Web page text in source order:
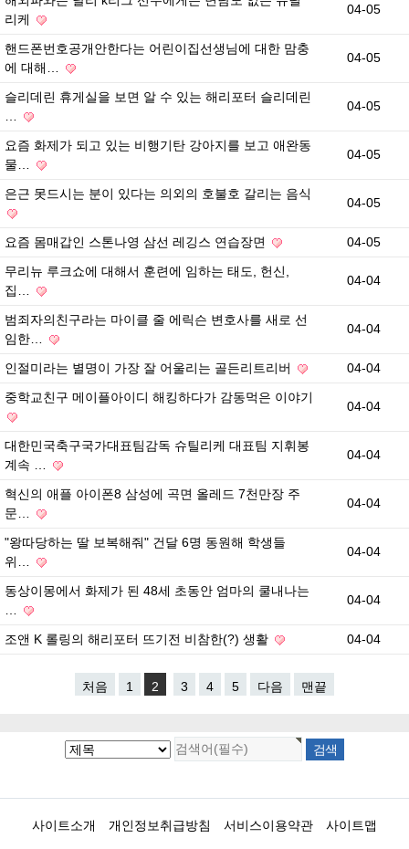
리케
04-05
핸드폰번호공개안한다는 어린이집선생님에 대한 맘충
에 대해…
04-05
슬리데린 휴게실을 보면 알 수 있는 해리포터 슬리데린
04-05
요즘 화제가 되고 있는 비행기탄 강아지를 보고 애완동
물…
04-05
은근 못드시는 분이 있다는 의외의 호불호 갈리는 음식
04-05
요즘 몸매갑인 스톤나영 삼선 레깅스 연습장면
04-05
무리뉴 루크쇼에 대해서 훈련에 임하는 태도, 헌신,
집…
04-04
범죄자의친구라는 마이클 줄 에릭슨 변호사를 새로 선
임한…
04-04
인절미라는 별명이 가장 잘 어울리는 골든리트리버
04-04
중학교친구 메이플아이디 해킹하다가 감동먹은 이야기
04-04
대한민국축구국가대표팀감독 슈틸리케 대표팀 지휘봉
계속 …
04-04
혁신의 애플 아이폰8 삼성에 곡면 올레드 7천만장 주
문…
04-04
"왕따당하는 딸 보복해줘" 건달 6명 동원해 학생들
위…
04-04
동상이몽에서 화제가 된 48세 초동안 엄마의 쿨내나는
04-04
조앤 K 롤링의 해리포터 뜨기전 비참한(?) 생활 04-04
처음 1 2 3 4 5 다음 맨끝
사이트소개 개인정보취급방침 서비스이용약관 사이트맵